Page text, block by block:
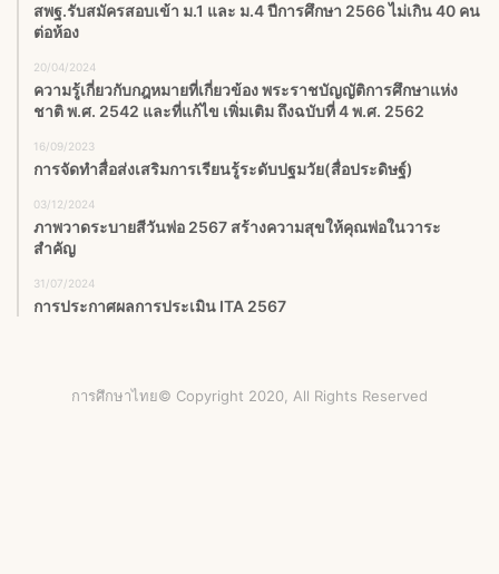
สพฐ.รับสมัครสอบเข้า ม.1 และ ม.4 ปีการศึกษา 2566 ไม่เกิน 40 คน
ต่อห้อง
20/04/2024
ความรู้เกี่ยวกับกฎหมายที่เกี่ยวข้อง พระราชบัญญัติการศึกษาแห่ง
ชาติ พ.ศ. 2542 และที่แก้ไข เพิ่มเติม ถึงฉบับที่ 4 พ.ศ. 2562
16/09/2023
การจัดทำสื่อส่งเสริมการเรียนรู้ระดับปฐมวัย(สื่อประดิษฐ์)
03/12/2024
ภาพวาดระบายสีวันพ่อ 2567 สร้างความสุขให้คุณพ่อในวาระ
สำคัญ
31/07/2024
การประกาศผลการประเมิน ITA 2567
การศึกษาไทย© Copyright 2020, All Rights Reserved